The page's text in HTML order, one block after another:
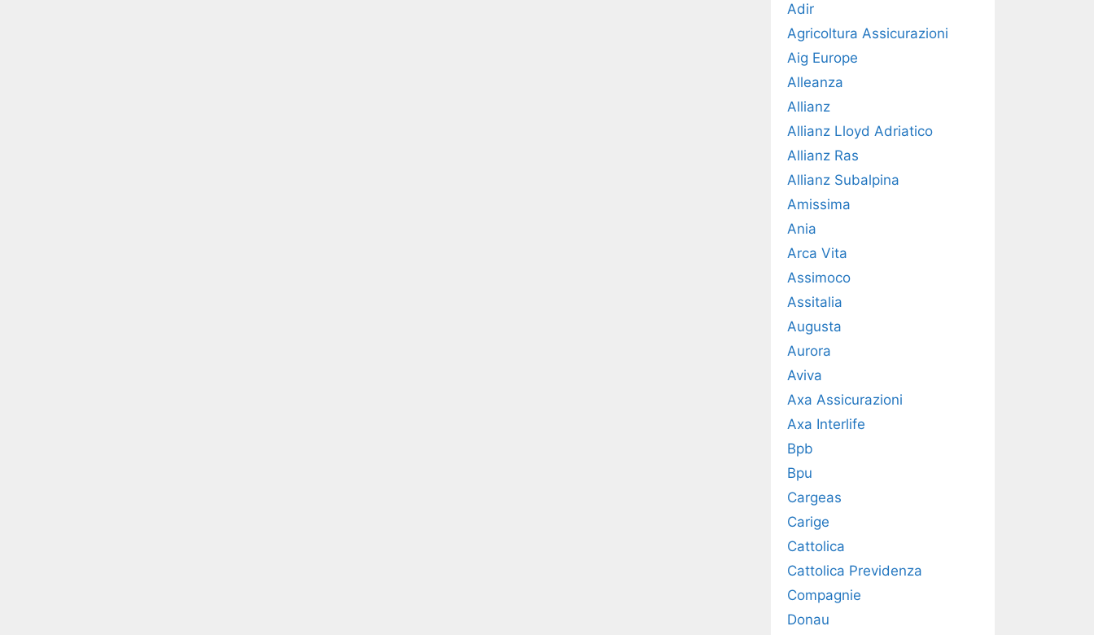
Adir
Agricoltura Assicurazioni
Aig Europe
Alleanza
Allianz
Allianz Lloyd Adriatico
Allianz Ras
Allianz Subalpina
Amissima
Ania
Arca Vita
Assimoco
Assitalia
Augusta
Aurora
Aviva
Axa Assicurazioni
Axa Interlife
Bpb
Bpu
Cargeas
Carige
Cattolica
Cattolica Previdenza
Compagnie
Donau